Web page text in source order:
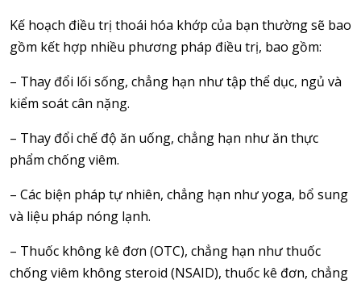
Kế hoạch điều trị thoái hóa khớp của bạn thường sẽ bao
gồm kết hợp nhiều phương pháp điều trị, bao gồm:
– Thay đổi lối sống, chẳng hạn như tập thể dục, ngủ và
kiểm soát cân nặng.
– Thay đổi chế độ ăn uống, chẳng hạn như ăn thực
phẩm chống viêm.
– Các biện pháp tự nhiên, chẳng hạn như yoga, bổ sung
và liệu pháp nóng lạnh.
– Thuốc không kê đơn (OTC), chẳng hạn như thuốc
chống viêm không steroid (NSAID), thuốc kê đơn, chẳng